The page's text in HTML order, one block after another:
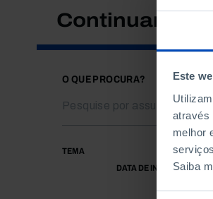
Este
através
melhor
Saiba
Continuar a
O QUE PROCURA?
TEMA
DATA DE INÍCIO